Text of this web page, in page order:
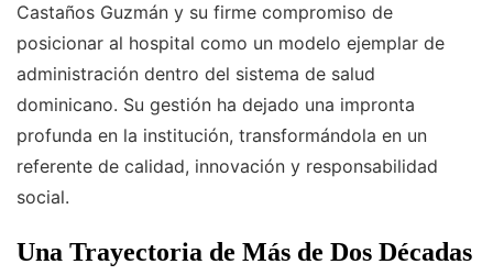
Castaños Guzmán y su firme compromiso de
posicionar al hospital como un modelo ejemplar de
administración dentro del sistema de salud
dominicano. Su gestión ha dejado una impronta
profunda en la institución, transformándola en un
referente de calidad, innovación y responsabilidad
social.
Una Trayectoria de Más de Dos Décadas